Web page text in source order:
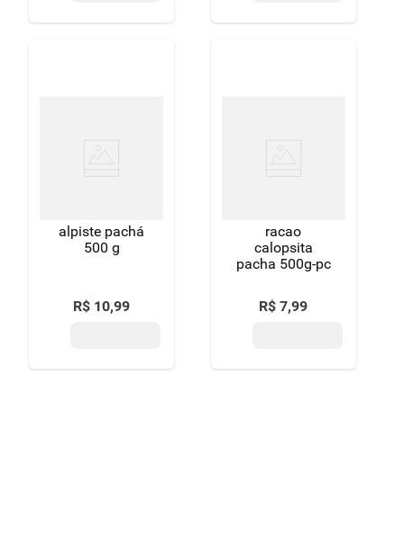
alpiste pachá
500 g
R$ 10,99
racao
calopsita
pacha 500g-pc
R$ 7,99